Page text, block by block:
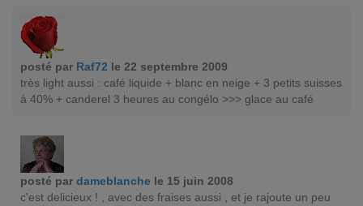
posté par Raf72 le 22 septembre 2009
très light aussi : café liquide + blanc en neige + 3 petits suisses
à 40% + canderel 3 heures au congélo >>> glace au café
posté par dameblanche le 15 juin 2008
c'est delicieux ! , avec des fraises aussi , et je rajoute un peu